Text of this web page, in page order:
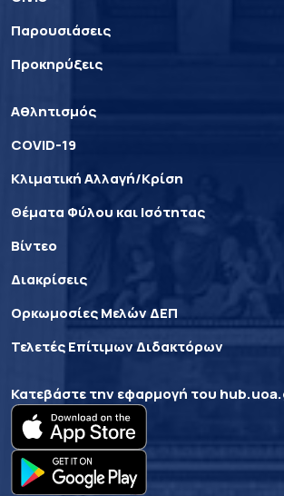
Παρουσιάσεις
Προκηρύξεις
Αθλητισμός
COVID-19
Κλιματική Αλλαγή/Κρίση
Θέματα Φύλου και Ισότητας
Βίντεο
Διακρίσεις
Ορκωμοσίες Μελών ΔΕΠ
Τελετές Επίτιμων Διδακτόρων
Κατεβάστε την εφαρμογή του